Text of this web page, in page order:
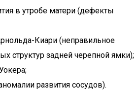
в утробе матери (дефекты
Киари (неправильное
структур задней черепной ямки);
развития сосудов).